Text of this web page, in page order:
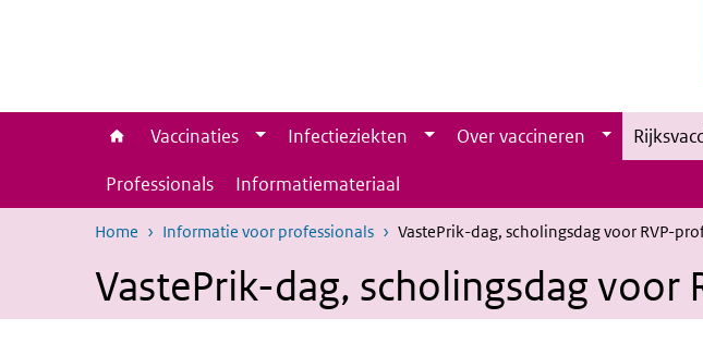
Vaccinaties Infectieziekten Over vaccineren
Professionals
Informatiemateriaal
Home Informatie voor professionals VastePrik-dag, scholingsdag voor RVP-
VastePrik-dag, scholingsdag voor